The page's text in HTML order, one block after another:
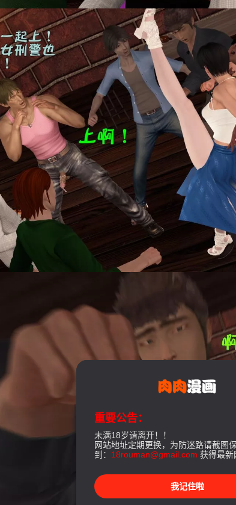
重要公告：
未满18岁请离开！！
网站地址定期更换，为防迷路请截图
到： 18rouman@gmail.com 获得最新
我记住啦